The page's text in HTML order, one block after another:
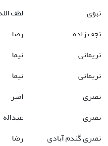
نبوی
لطف
نجف زاده
رضا
نریمانی
نیما
نریمانی
نیما
نصری
امیر
نصری
عبداله
نصری گندم آبادی
رضا